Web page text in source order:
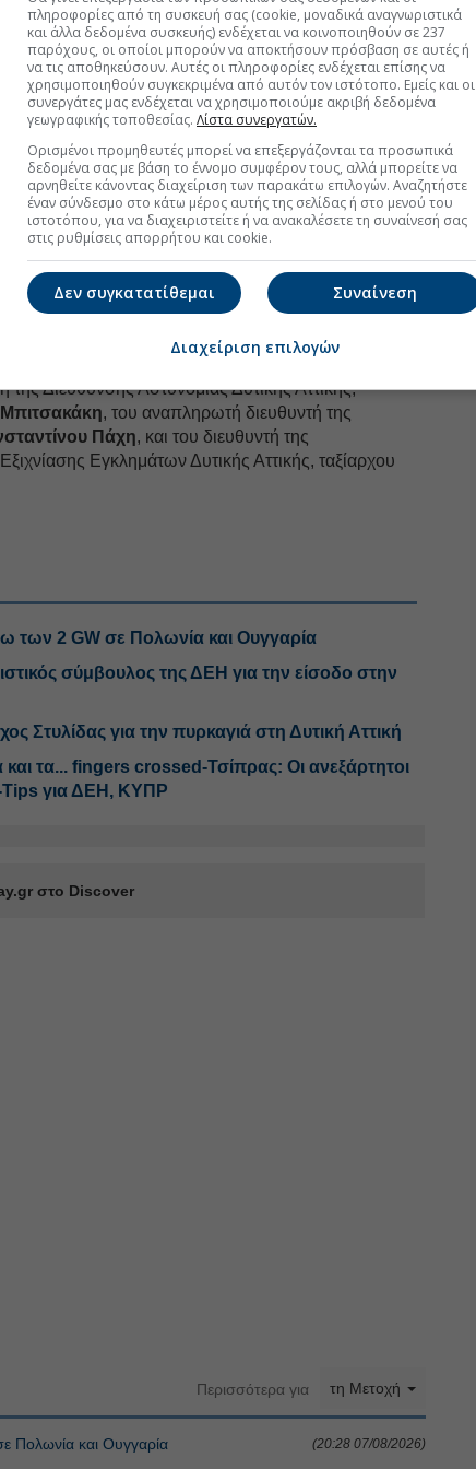
Euro2day.grστοGoogle Discover!
εξελίξεις με την υπογραφη εγκυρότητας του Euro2day.gr
FOLLOW US
Ακολουθήστε τη σελίδα τουEuro2day.grστο
του Πολίτη παρευρέθηκε στοΑ.Τ.
από τον όμιλο ΔΕH25 ηλεκτροκίνητα
το σχέδιο των εποχούμενων περιπολιών
γειτονιές των πόλεων τηςΔυτικής Αθήνας
στη Δυτική Αθήνα, εμπεδώνουμε το αίσθημα
γειτονιές της. Είμαστε δίπλα στους πολίτες μας, τους
σε κάθε μορφή παραβατικότητας, την οποία
πρόβλημα γίνει μεγάλο», τόνισε ο Μιχάλης
των οχημάτων παρουσία του δημάρχου
της Διεύθυνσης Αστυνομίας Δυτικής Αττικής,
, του αναπληρωτή διευθυντή της
Πάχη, και του διευθυντή της
Εγκλημάτων Δυτικής Αττικής, ταξίαρχου
των 2 GW σε Πολωνία και Ουγγαρία
σύμβουλος της ΔΕΗ για την είσοδο στην
Στυλίδας για την πυρκαγιά στη Δυτική Αττική
και τα... fingers crossed-Τσίπρας: Οι ανεξάρτητοι
Tips για ΔΕΗ, ΚΥΠΡ
στο Discover
Περισσότερα για τη Μετοχή
και Ουγγαρία (20:28 07/08/2026)
πληροφορίες από τη συσκευή σας (cookie, μοναδικά αναγνωριστικά
και άλλα δεδομένα συσκευής) ενδέχεται να κοινοποιηθούν σε 237
παρόχους, οι οποίοι μπορούν να αποκτήσουν πρόσβαση σε αυτές ή
να τις αποθηκεύσουν. Αυτές οι πληροφορίες ενδέχεται επίσης να
χρησιμοποιηθούν συγκεκριμένα από αυτόν τον ιστότοπο. Εμείς και οι
συνεργάτες μας ενδέχεται να χρησιμοποιούμε ακριβή δεδομένα
γεωγραφικής τοποθεσίας. Λίστα συνεργατών.
Ορισμένοι προμηθευτές μπορεί να επεξεργάζονται τα προσωπικά
δεδομένα σας με βάση το έννομο συμφέρον τους, αλλά μπορείτε να
αρνηθείτε κάνοντας διαχείριση των παρακάτω επιλογών. Αναζητήστε
έναν σύνδεσμο στο κάτω μέρος αυτής της σελίδας ή στο μενού του
ιστοτόπου, για να διαχειριστείτε ή να ανακαλέσετε τη συναίνεσή σας
στις ρυθμίσεις απορρήτου και cookie.
Συναίνεση
Δεν συγκατατίθεμαι
Διαχείριση επιλογών